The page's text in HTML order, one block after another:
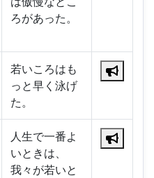
ろがあった。
若いころはも
っと早く泳げ
た。
人生で一番よ
いときは、
我々が若いと